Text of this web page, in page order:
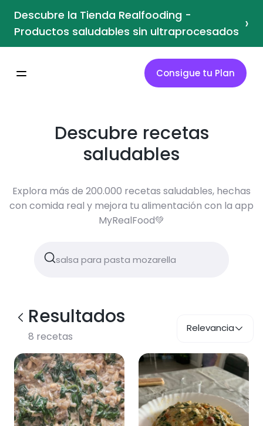
Descubre la Tienda Realfooding -
Productos saludables sin ultraprocesados ›
Consigue tu Plan
Descubre recetas
saludables
Explora más de 200.000 recetas saludables, hechas
con comida real y mejora tu alimentación con la app
MyRealFood💚
Resultados
8 recetas
Relevancia